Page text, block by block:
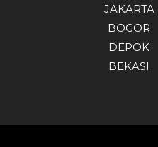
JAKARTA
BOGOR
DEPOK
BEKASI